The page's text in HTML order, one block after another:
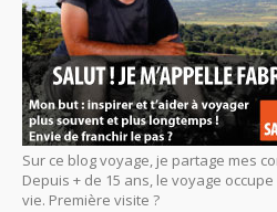
Sur ce blog voyage, je partage mes
Depuis + de 15 ans, le voyage
vie. Première visite ?